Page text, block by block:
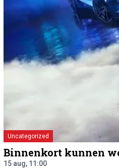
Uncategorized
Binnenkort kunnen
15 aug, 11:00